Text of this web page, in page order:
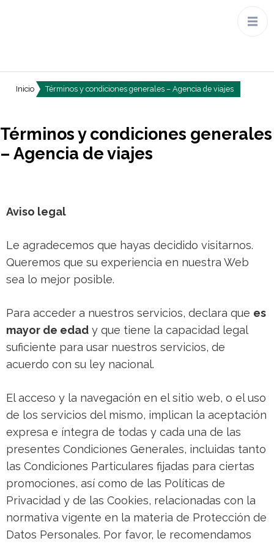
Inicio Términos y condiciones generales – Agencia de viajes
Términos y condiciones generales
– Agencia de viajes
Aviso legal
Le agradecemos que hayas decidido visitarnos.
Queremos que su experiencia en nuestra Web
sea lo mejor posible.
Para acceder a nuestros servicios, declara que es
mayor de edad y que tiene la capacidad legal
suficiente para usar nuestros servicios, de
acuerdo con su ley nacional.
El acceso y la navegación en el sitio web, o el uso
de los servicios del mismo, implican la aceptación
expresa e íntegra de todas y cada una de las
presentes Condiciones Generales, incluidas tanto
las Condiciones Particulares fijadas para ciertas
promociones, así como de las Políticas de
Privacidad y de las Cookies, relacionadas con la
normativa vigente en la materia de Protección de
Datos Personales. Por favor, le recomendamos